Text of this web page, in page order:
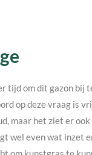
tijd om dit gazon
op deze vraag is
maar het ziet er
even wat inzet